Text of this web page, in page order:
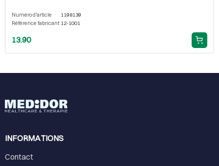
Numéro d'article
1198139
Référence fabricant 12-1001
13.90
INFORMATIONS
Contact